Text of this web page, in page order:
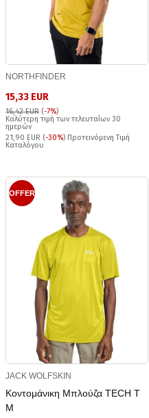
NORTHFINDER
15,33 EUR
16,42 EUR (-7%)
Καλύτερη τιμή των τελευταίων 30
ημερών
21,90 EUR (-30%) Προτεινόμενη Τιμή
Καταλόγου
OFFER
JACK WOLFSKIN
Κοντομάνικη Μπλούζα TECH T
M